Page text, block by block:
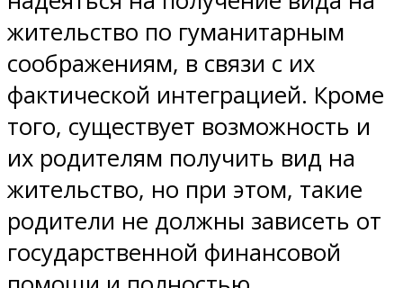
жительство по гуманитарным
соображениям, в связи с их
фактической интеграцией. Кроме
того, существует возможность и
их родителям получить вид на
жительство, но при этом, такие
родители не должны зависеть от
государственной финансовой